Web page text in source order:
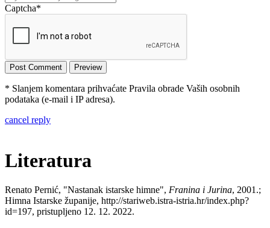
Captcha*
* Slanjem komentara prihvaćate Pravila obrade Vaših osobnih
podataka (e-mail i IP adresa).
cancel reply
Literatura
Renato Pernić, "Nastanak istarske himne", Franina i Jurina, 2001.;
Himna Istarske županije, http://stariweb.istra-istria.hr/index.php?
id=197, pristupljeno 12. 12. 2022.